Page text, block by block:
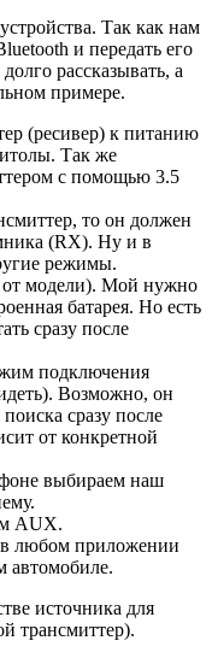
Так как нам
и передать его
рассказывать, а
примере.
(ресивер) к питанию
Так же
с помощью 3.5
то он должен
(RX). Ну и в
режимы.
от модели). Мой нужно
батарея. Но есть
сразу после
подключения
Возможно, он
сразу после
от конкретной
выбираем наш
AUX.
любом приложении
автомобиле.
источника для
трансмиттер).